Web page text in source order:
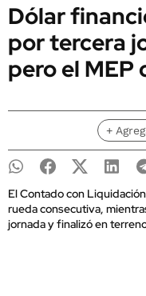
Dólar
por tercera
pero el MEP
+
El Contado con
rueda consecutiva,
jornada y finalizó en